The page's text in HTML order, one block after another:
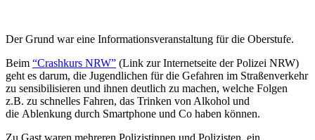
Der Grund war eine Informationsveranstaltung für die Oberstufe.
Beim “Crashkurs NRW” (Link zur Internetseite der Polizei NRW)
geht es darum, die Jugendlichen für die Gefahren im Straßenverkehr
zu sensibilisieren und ihnen deutlich zu machen, welche Folgen
z.B. zu schnelles Fahren, das Trinken von Alkohol und
die Ablenkung durch Smartphone und Co haben können.
Zu Gast waren mehreren Polizistinnen und Polizisten, ein